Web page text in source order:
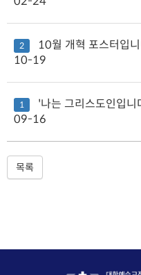
2
10월 개혁 포스터입
10-19
1
'나는 그리스도인입니
09-16
목록